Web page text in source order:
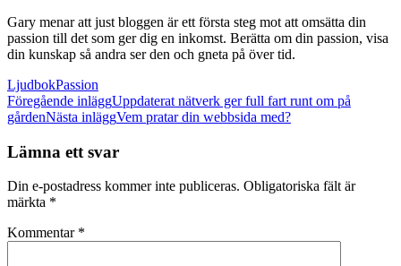
Gary menar att just bloggen är ett första steg mot att omsätta din
passion till det som ger dig en inkomst. Berätta om din passion, visa
din kunskap så andra ser den och gneta på över tid.
LjudbokPassion
Inläggsnavigering
Föregående inläggUppdaterat nätverk ger full fart runt om på
gårdenNästa inläggVem pratar din webbsida med?
Lämna ett svar
Din e-postadress kommer inte publiceras. Obligatoriska fält är
märkta *
Kommentar *